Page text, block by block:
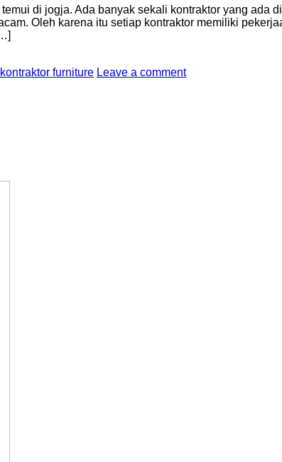
di jogja. Ada banyak sekali kontraktor yang ada
Oleh karena itu setiap kontraktor memiliki
kontraktor furniture Leave a comment